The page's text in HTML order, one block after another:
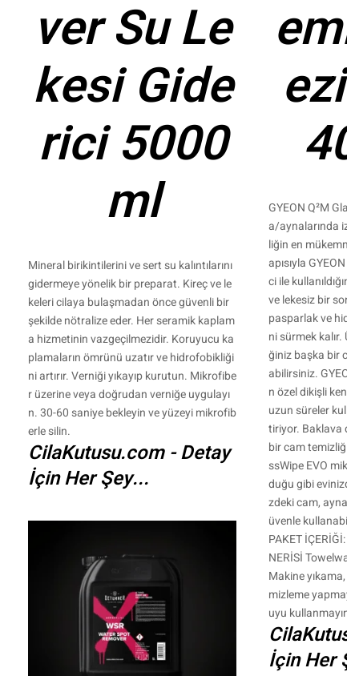
ver Su Le
kesi Gide
rici 5000
ml
Mineral birikintilerini ve sert su kalıntılarını
gidermeye yönelik bir preparat. Kireç ve le
keleri cilaya bulaşmadan önce güvenli bir
şekilde nötralize eder. Her seramik kaplam
a hizmetinin vazgeçilmezidir. Koruyucu ka
plamaların ömrünü uzatır ve hidrofobikliği
ni artırır. Verniği yıkayıp kurutun. Mikrofibe
r üzerine veya doğrudan verniğe uygulayı
n. 30-60 saniye bekleyin ve yüzeyi mikrofib
erle silin.
CilaKutusu.com - Detay
İçin Her Şey...
GYEON Q²M
a/aynalarında iz
liğin en
apısıyla GYEON
ci ile
ve lekesiz bir
pasparlak ve
ni sürmek kalır.
ğiniz başka bir
abilirsiniz.
n özel dikişli
uzun süreler
tiriyor. Baklava
bir cam temizliği
ssWipe EVO
duğu gibi
zdeki cam, ayna
üvenle
PAKET İÇERİĞİ:
NERİSİ
Makine yıkama,
mizleme
uyu kullanmayın.
İçin Her